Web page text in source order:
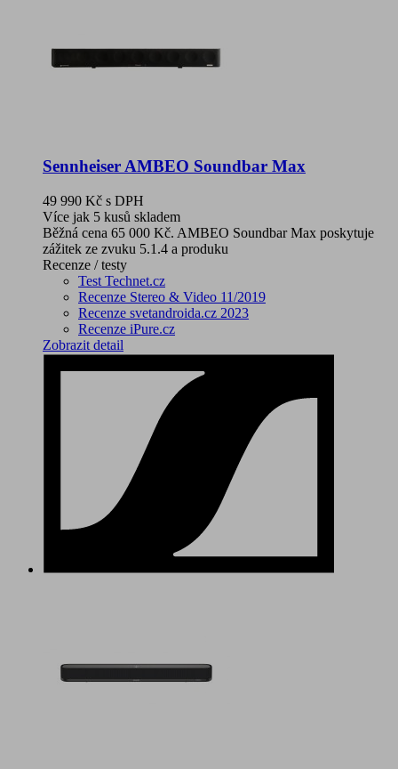
Sennheiser AMBEO Soundbar Max
49 990 Kč s DPH
Více jak 5 kusů skladem
Běžná cena 65 000 Kč. AMBEO Soundbar Max poskytuje
zážitek ze zvuku 5.1.4 a produku
Recenze / testy
Test Technet.cz
Recenze Stereo & Video 11/2019
Recenze svetandroida.cz 2023
Recenze iPure.cz
Zobrazit detail